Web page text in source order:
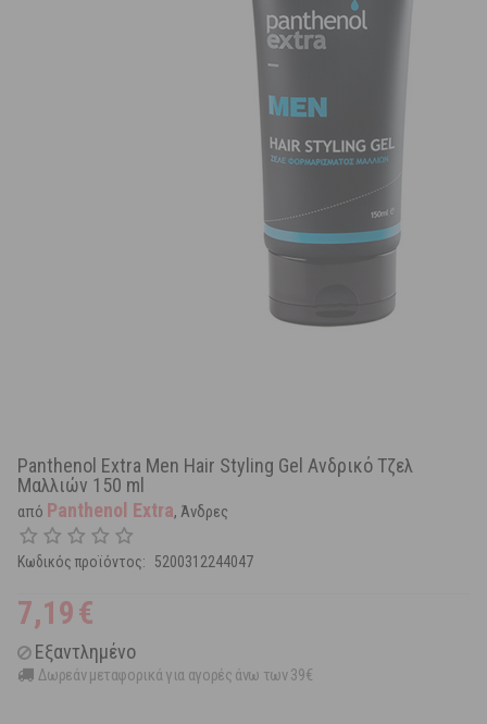
Panthenol Extra Men Hair Styling Gel Ανδρικό Τζελ
Μαλλιών 150 ml
από Panthenol Extra, Άνδρες
Κωδικός προϊόντος: 5200312244047
7,19€
Εξαντλημένο
Δωρεάν μεταφορικά για αγορές άνω των 39€